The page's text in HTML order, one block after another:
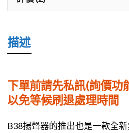
描述
下單前請先私訊(詢價功
以免等候刷退處理時間
B38揚聲器的推出也是一款全